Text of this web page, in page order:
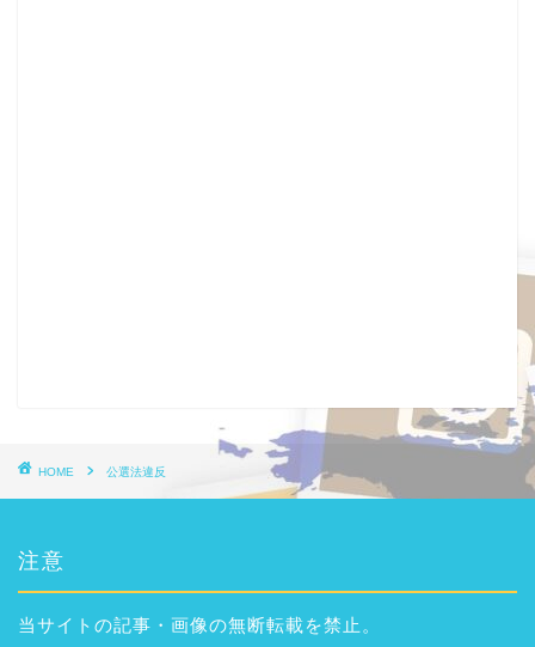
HOME 公選法違反
注意
当サイトの記事・画像の無断転載を禁止。